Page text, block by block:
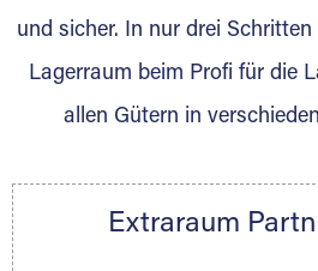
Gewinnung von
Nachricht.
Telefon:+49 6145 5442 -
und sicher. In nur drei
Lagerraum beim Profi für die
allen Gütern in
Extraraum